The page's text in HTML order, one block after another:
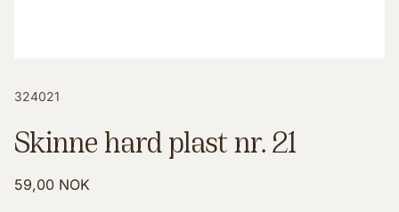
324021
Skinne hard plast nr. 21
59,00 NOK